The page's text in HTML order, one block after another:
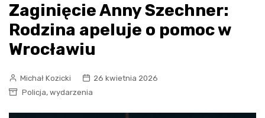
Zaginięcie Anny Szechner:
Rodzina apeluje o pomoc w
Wrocławiu
Michał Kozicki
26 kwietnia 2026
Policja, wydarzenia